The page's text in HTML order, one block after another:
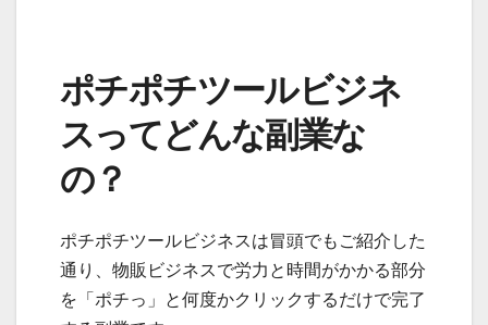
ポチポチツールビジネ
スってどんな副業な
の？
ポチポチツールビジネスは冒頭でもご紹介した
通り、物販ビジネスで労力と時間がかかる部分
を「ポチっ」と何度かクリックするだけで完了